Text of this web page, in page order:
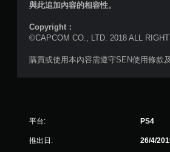
與此追加內容的相容性。
Copyright：
©CAPCOM CO., LTD. 2018 ALL
購買或使用本內容需遵守SEN使用條款
平台: PS4
推出日: 26/4/